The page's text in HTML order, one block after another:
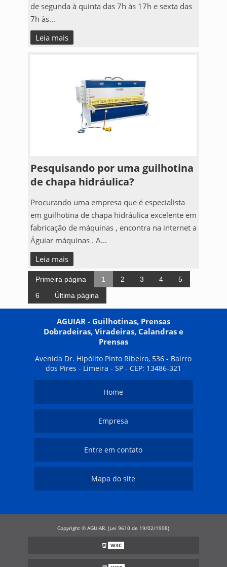
de segunda à quinta das 7h às 17h e sexta das
7h às...
Leia mais
Pesquisando por uma guilhotina
de chapa hidráulica?
Procurando uma empresa que é especialista
em guilhotina de chapa hidráulica excelente em
fabricação de máquinas , encontra na internet a
Águiar máquinas . A...
Leia mais
Primeira página 1 2 3 4
5
6
Última página
AGUIAR - Guilhotinas, Prensas
Dobradeiras, Viradeiras, Calandras e
Prensas
Avenida Dr. Hipólito Pinto Ribeiro, 536 - Bairro
dos Pires - Limeira - SP - CEP: 13486-321
Home
Empresa
Entre em contato
Mapa do site
Copyright © AGUIAR. (Lei 9610 de 19/02/1998)
W3C